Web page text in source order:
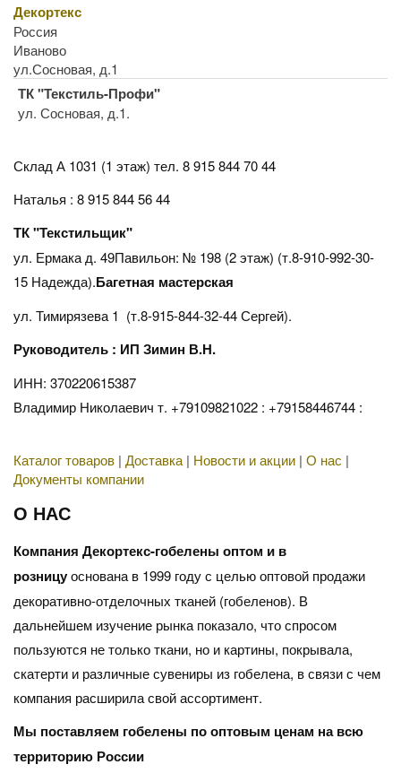
Декортекс
Россия
Иваново
ул.Сосновая, д.1
ТК "Текстиль-Профи"
ул. Сосновая, д.1.
Склад А 1031 (1 этаж) тел. 8 915 844 70 44
Наталья : 8 915 844 56 44
ТК "Текстильщик"
ул. Ермака д. 49Павильон: № 198 (2 этаж) (т.8-910-992-30-
15 Надежда).Багетная мастерская
ул. Тимирязева 1 (т.8-915-844-32-44 Сергей).
Руководитель : ИП Зимин В.Н.
ИНН: 370220615387
Владимир Николаевич т. +79109821022 : +79158446744 :
Каталог товаров | Доставка | Новости и акции | О нас |
Документы компании
О НАС
Компания Декортекс-гобелены оптом и в
розницуоснована в 1999 году с целью оптовой продажи
декоративно-отделочных тканей (гобеленов). В
дальнейшем изучение рынка показало, что спросом
пользуются не только ткани, но и картины, покрывала,
скатерти и различные сувениры из гобелена, в связи с чем
компания расширила свой ассортимент.
Мы поставляем гобелены по оптовым ценам на всю
территорию России